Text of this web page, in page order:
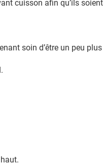
cuisson afin qu’ils
soin d’être un peu